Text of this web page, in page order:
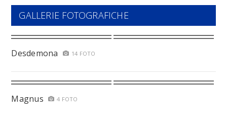
GALLERIE FOTOGRAFICHE
Desdemona 14 FOTO
Magnus 4 FOTO